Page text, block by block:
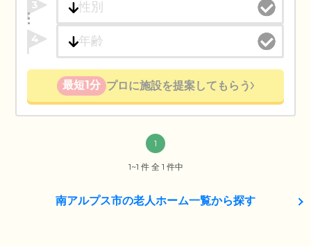
3
4
最短1分 プロに施設を提案してもらう
1
1~1 件 全 1 件中
南アルプス市の老人ホーム一覧から探す